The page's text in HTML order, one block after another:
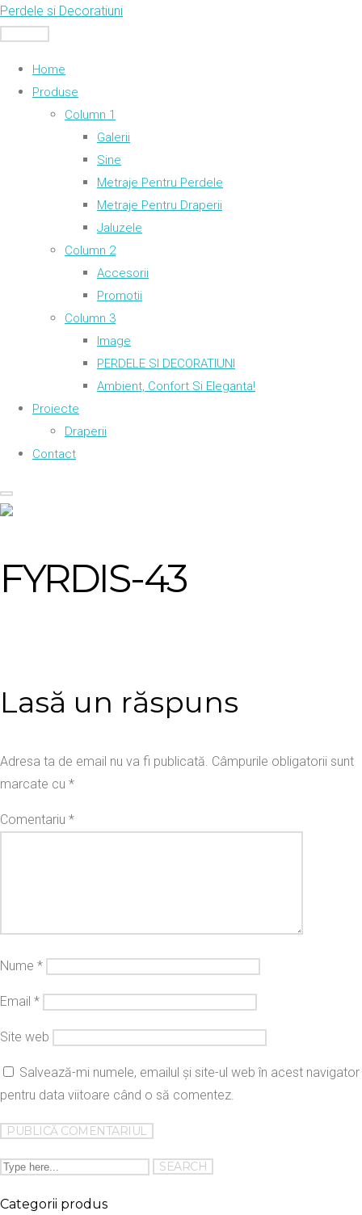
Skip
to
Perdele si Decoratiuni
Home
Produse
Column 1
Galerii
Sine
Metraje Pentru Perdele
Metraje Pentru Draperii
Jaluzele
Column 2
Accesorii
Promotii
Column 3
Image
PERDELE SI DECORATIUNI
Ambient, Confort Si Eleganta!
Proiecte
Draperii
Contact
FYRDIS-43
Lasă un răspuns
Adresa ta de email nu va fi publicată. Câmpurile obligatorii sunt
marcate cu *
Comentariu *
Nume *
Email *
Site web
Salvează-mi numele, emailul și site-ul web în acest navigator
pentru data viitoare când o să comentez.
Categorii produs